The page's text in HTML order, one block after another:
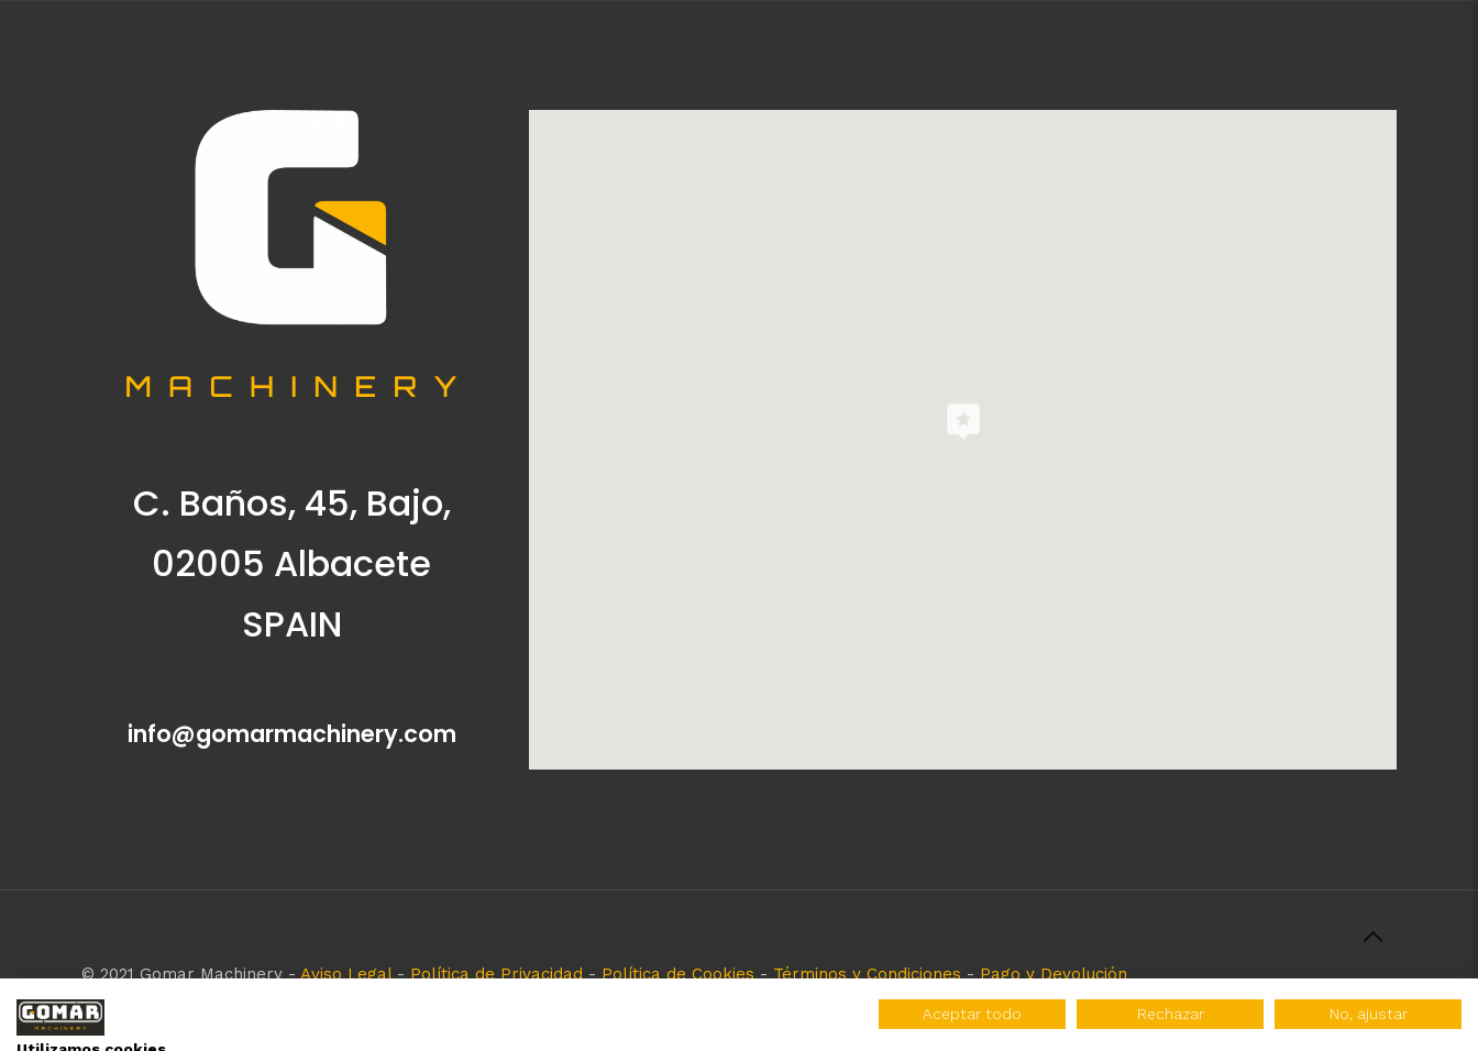
C. Baños, 45, Bajo,
02005 Albacete
SPAIN
info@gomarmachinery.com
© 2021 Gomar Machinery -Aviso Legal-Política de Privacidad-Política de Cookies-Términos y Condiciones-Pago y Devolución
Todas las marcas aquí mencionadas son de simple referencia, es solo para especificar los productos que comercializamos y el servicio que brindamos. Nuestra
empresa respeta todos los derechos de marca reservados y registrados por cada fabricante sin tomarse ningún tipo de atribuciones no esatablecidas.
Aceptar todo Rechazar No, ajustar